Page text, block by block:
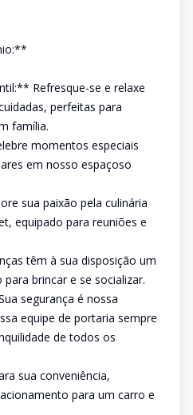
Refresque-se e relaxe
perfeitas para
família.
momentos especiais
em nosso espaçoso
sua paixão pela culinária
equipado para reuniões e
têm à sua disposição um
brincar e se socializar.
segurança é nossa
equipe de portaria sempre
de todos os
sua conveniência,
para um carro e